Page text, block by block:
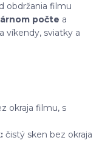
obdržania filmu
počte a
víkendy, sviatky a
okraja filmu, s
čistý sken bez okraja